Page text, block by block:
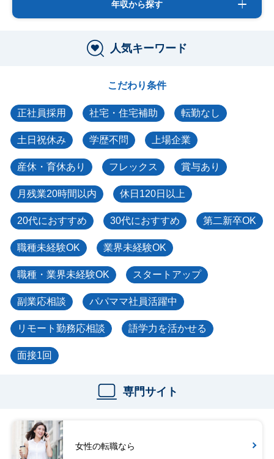
年収から探す
人気キーワード
こだわり条件
正社員採用 社宅・住宅補助 転勤なし
土日祝休み 学歴不問 上場企業
産休・育休あり フレックス 賞与あり
月残業20時間以内 休日120日以上
20代におすすめ 30代におすすめ 第二新卒OK
職種未経験OK 業界未経験OK
職種・業界未経験OK スタートアップ
副業応相談 パパママ社員活躍中
リモート勤務応相談 語学力を活かせる
面接1回
専門サイト
女性の転職なら